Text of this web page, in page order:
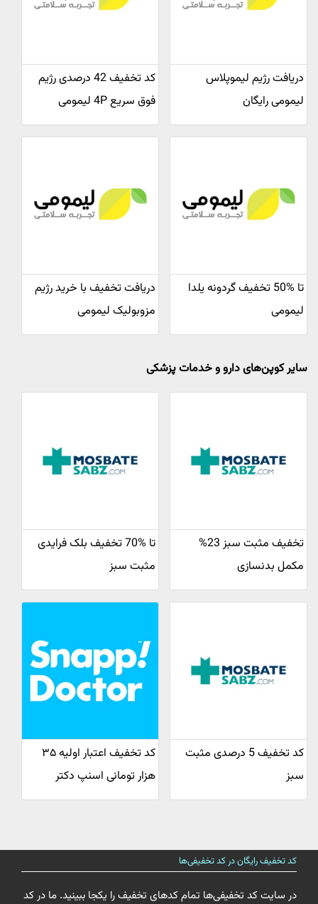
دریافت رژیم لیموپلاس
لیمومی رایگان
کد تخفیف 42 درصدی رژیم
فوق سریع 4P لیمومی
تا %50 تخفیف گردونه یلدا
لیمومی
دریافت تخفیف با خرید رژیم
مزوبولیک لیمومی
سایر کوپن‌های دارو و خدمات پزشکی
تخفیف مثبت سبز 23%
مکمل بدنسازی
تا %70 تخفیف بلک فرایدی
مثبت سبز
کد تخفیف 5 درصدی مثبت
سبز
کد تخفیف اعتبار اولیه ۳۵
هزار تومانی اسنپ دکتر
کد تخفیف رایگان در کد تخفیفی‌ها
در سایت کد تخفیفی‌ها تمام کدهای تخفیف را یکجا ببینید. ما در کد